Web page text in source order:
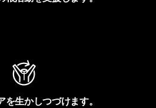
を生かしつづけます。